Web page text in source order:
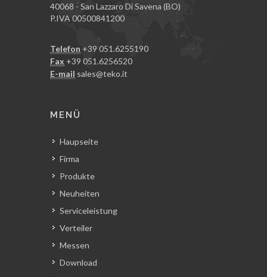
40068 - San Lazzaro Di Savena (BO)
P.IVA 00500841200
Telefon +39 051.6255190
Fax +39 051.6256520
E-mail sales@teko.it
MENÜ
Haupseite
Firma
Produkte
Neuheiten
Serviceleistung
Verteiler
Messen
Download